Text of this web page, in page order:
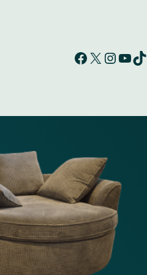
Facebook X Instagram YouTube TikTok